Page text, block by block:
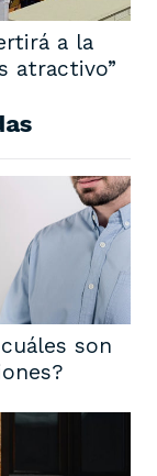
a la
atractivo”
son